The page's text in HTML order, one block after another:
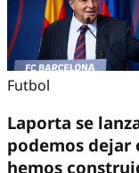
Futbol
Laporta se
podemos dejar
hemos